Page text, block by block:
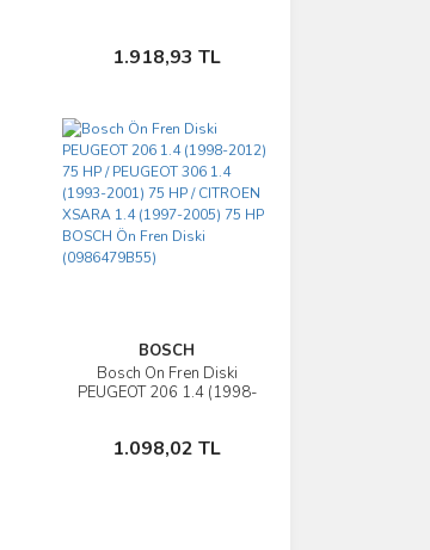
1.918,93 TL
Sepete Ekle
BOSCH
Bosch Ön Fren Diski
PEUGEOT 206 1.4 (1998-
HP / CITROEN XSARA 1.4
1.098,02 TL
İncele
Sepete Ekle